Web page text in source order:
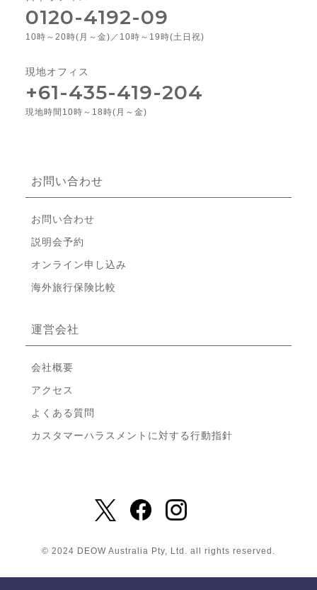
0120-4192-09
10時～20時(月～金)／10時～19時(土日祝)
現地オフィス
+61-435-419-204
現地時間10時～18時(月～金)
お問い合わせ
お問い合わせ
説明会予約
オンライン申し込み
海外旅行保険比較
運営会社
会社概要
アクセス
よくある質問
カスタマーハラスメントに対する行動指針
© 2024 DEOW Australia Pty, Ltd. all rights reserved.